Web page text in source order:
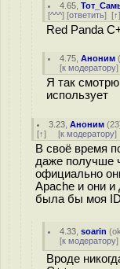
4.65 ,
[^^^] [ответить] [↑
Red Panda
4.75 ,Аноним
[к модератору]
Я так
использует
3.23 ,Аноним (23
[↑] [к модератору]
В своё время
даже получше
официально
Apache и они
была бы моя
4.33 ,soarin (
[к модератору]
Вроде